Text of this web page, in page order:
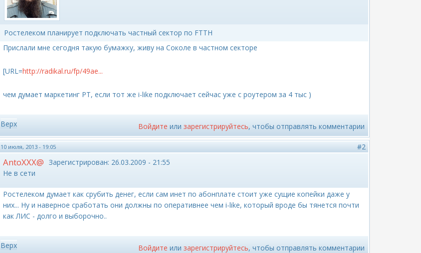
Ростелеком планирует подключать частный сектор по FTTH
Прислали мне сегодня такую бумажку, живу на Соколе в частном секторе
[URL=http://radikal.ru/fp/49ae...
чем думает маркетинг РТ, если тот же i-like подключает сейчас уже с роутером за 4 тыс )
Верх Войдите или зарегистрируйтесь, чтобы отправлять комментарии
10 июля, 2013 - 19:05 #2
AntoXXX@
Не в сети
Зарегистрирован: 26.03.2009 - 21:55
Ростелеком думает как срубить денег, если сам инет по абонплате стоит уже сущие копейки даже у
них... Ну и наверное сработать они должны по оперативнее чем i-like, который вроде бы тянется почти
как ЛИС - долго и выборочно..
Верх Войдите или зарегистрируйтесь, чтобы отправлять комментарии